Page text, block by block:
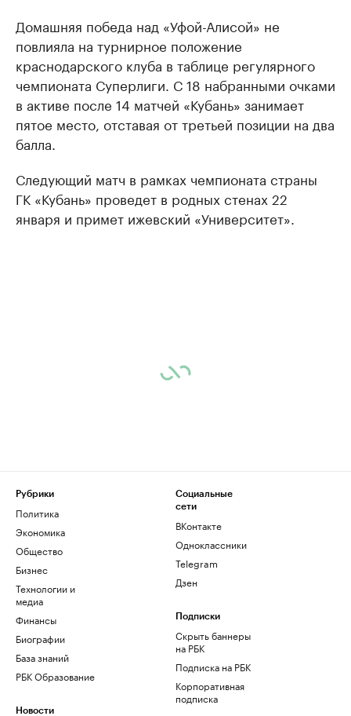
Домашняя победа над «Уфой-Алисой» не
повлияла на турнирное положение
краснодарского клуба в таблице регулярного
чемпионата Суперлиги. С 18 набранными очками
в активе после 14 матчей «Кубань» занимает
пятое место, отставая от третьей позиции на два
балла.
Следующий матч в рамках чемпионата страны
ГК «Кубань» проведет в родных стенах 22
января и примет ижевский «Университет».
Рубрики
Политика
Экономика
Общество
Бизнес
Технологии и
медиа
Финансы
Биографии
База знаний
РБК Образование
Новости
Социальные
сети
ВКонтакте
Одноклассники
Telegram
Дзен
Подписки
Скрыть баннеры
на РБК
Подписка на РБК
Корпоративная
подписка